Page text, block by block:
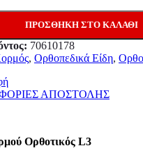
ΠΡΟΣΘΉΚΗ ΣΤΟ ΚΑΛΆΘΙ
70610178
, Ορθοπεδικά Είδη,
ΑΠΟΣΤΟΛΗΣ
Ορθοτικός L3